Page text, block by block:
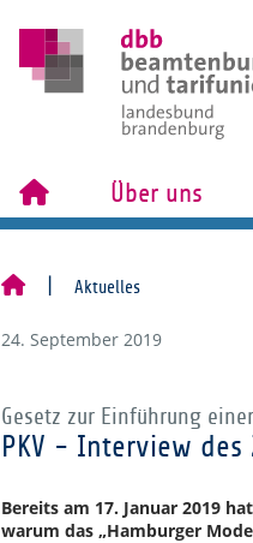
Über uns
Aktuelles
24. September 2019
Gesetz zur Einführung
PKV - Interview
Bereits am 17. Januar 2019
warum das „Hamburger